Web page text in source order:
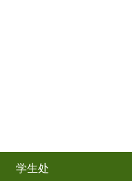
学生处